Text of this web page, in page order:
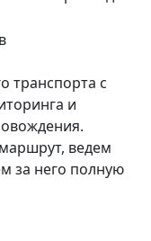
транспорта с
и
ведем
за него полную